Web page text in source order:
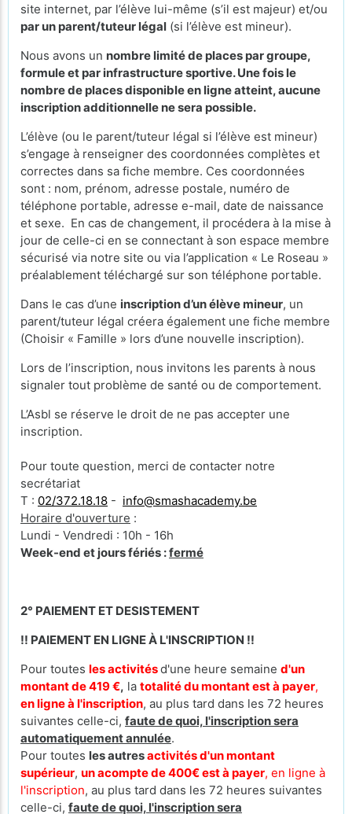
site internet, par l’élève lui-même (s’il est majeur) et/ou
par un parent/tuteur légal (si l’élève est mineur).
Nous avons un nombre limité de places par groupe,
formule et par infrastructure sportive. Une fois le
nombre de places disponible en ligne atteint, aucune
inscription additionnelle ne sera possible.
L’élève (ou le parent/tuteur légal si l’élève est mineur)
s’engage à renseigner des coordonnées complètes et
correctes dans sa fiche membre. Ces coordonnées
sont : nom, prénom, adresse postale, numéro de
téléphone portable, adresse e-mail, date de naissance
et sexe. En cas de changement, il procédera à la mise à
jour de celle-ci en se connectant à son espace membre
sécurisé via notre site ou via l’application « Le Roseau »
préalablement téléchargé sur son téléphone portable.
Dans le cas d’une inscription d’un élève mineur, un
parent/tuteur légal créera également une fiche membre
(Choisir « Famille » lors d’une nouvelle inscription).
Lors de l’inscription, nous invitons les parents à nous
signaler tout problème de santé ou de comportement.
L’Asbl se réserve le droit de ne pas accepter une
inscription.
Pour toute question, merci de contacter notre
secrétariat
T : 02/372.18.18 - info@smashacademy.be
Horaire d'ouverture :
Lundi - Vendredi : 10h - 16h
Week-end et jours fériés :fermé
2° PAIEMENT ET DESISTEMENT
!! PAIEMENT EN LIGNE À L'INSCRIPTION !!
Pour toutes les activitésd'une heure semaine d'un
montant de 419 €, la totalité du montant est à payer,
en ligne à l'inscription, au plus tard dans les 72 heures
suivantes celle-ci, faute de quoi, l'inscription sera
automatiquement annulée.
Pour toutes les autresactivités d'un montant
supérieur, un acompte de 400€ est à payer, en ligne à
l'inscription, au plus tard dans les 72 heures suivantes
celle-ci, faute de quoi, l'inscription sera